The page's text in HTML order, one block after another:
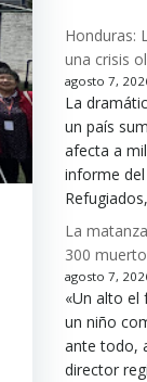
Honduras:
una crisis
agosto 7,
La
un país
afecta a
informe
La
300
agosto 7,
«Un alto el
un niño
ante todo,
director